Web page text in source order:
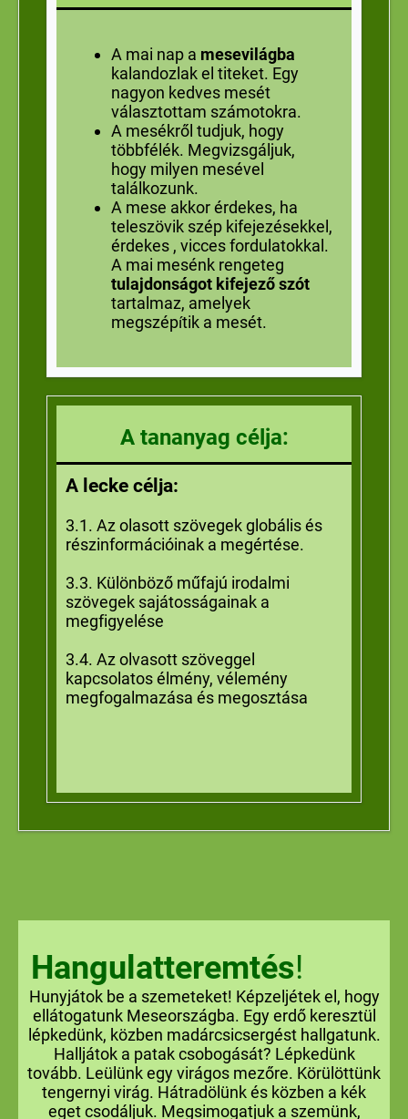
A mai nap a mesevilágba
kalandozlak el titeket. Egy
nagyon kedves mesét
választottam számotokra.
A mesékről tudjuk, hogy
többfélék. Megvizsgáljuk,
hogy milyen mesével
találkozunk.
A mese akkor érdekes, ha
teleszövik szép kifejezésekkel,
érdekes , vicces fordulatokkal.
A mai mesénk rengeteg
tulajdonságot kifejező szót
tartalmaz, amelyek
megszépítik a mesét.
A tananyag célja:
A lecke célja:
3.1. Az olasott szövegek globális és
részinformációinak a megértése.
3.3. Különböző műfajú irodalmi
szövegek sajátosságainak a
megfigyelése
3.4. Az olvasott szöveggel
kapcsolatos élmény, vélemény
megfogalmazása és megosztása
Hangulatteremtés!
Hunyjátok be a szemeteket! Képzeljétek el, hogy
ellátogatunk Meseországba. Egy erdő keresztül
lépkedünk, közben madárcsicsergést hallgatunk.
Halljátok a patak csobogását? Lépkedünk
tovább. Leülünk egy virágos mezőre. Körülöttünk
tengernyi virág. Hátradölünk és közben a kék
eget csodáljuk. Megsimogatjuk a szemünk,